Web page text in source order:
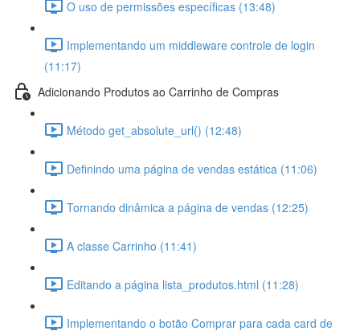
O uso de permissões específicas (13:48)
Implementando um middleware controle de login
(11:17)
Adicionando Produtos ao Carrinho de Compras
Método get_absolute_url() (12:48)
Definindo uma página de vendas estática (11:06)
Tornando dinâmica a página de vendas (12:25)
A classe Carrinho (11:41)
Editando a página lista_produtos.html (11:28)
Implementando o botão Comprar para cada card de